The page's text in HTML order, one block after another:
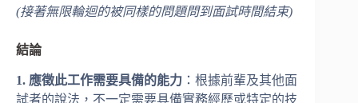
(接著無限輪迴的被同樣的問題問到面試時間結束)
結論
1. 應徵此工作需要具備的能力 ：根據前輩及其他面
試者的說法，不一定需要具備實務經歷或特定的技